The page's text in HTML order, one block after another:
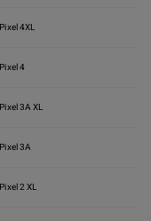
4XL
4
3A XL
3A
2 XL